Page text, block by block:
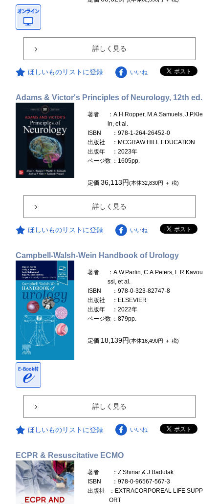
詳しく見る
ほしいものリストに登録 いいね
Adams & Victor's Principles of Neurology, 12th ed.
著者
：A.H.Ropper, M.A.Samuels, J.P.Kle
in, et al.
ISBN
：978-1-264-26452-0
出版社
：MCGRAW HILL EDUCATION
出版年
：2023年
ページ数 ：1605pp.
定価36,113円(本体32,830円 ＋ 税)
詳しく見る
ほしいものリストに登録 いいね
Campbell-Walsh-Wein Handbook of Urology
著者
：A.W.Partin, C.A.Peters, L.R.Kavou
ssi, et al.
ISBN
：978-0-323-82747-8
出版社
：ELSEVIER
出版年
：2022年
ページ数 ：879pp.
定価 18,139円(本体16,490円 ＋ 税)
詳しく見る
ほしいものリストに登録 いいね
ECPR & Resuscitative ECMO
著者
：Z.Shinar & J.Badulak
ISBN
：978-0-96567-567-3
出版社
：EXTRACORPOREAL LIFE SUPP
ORT